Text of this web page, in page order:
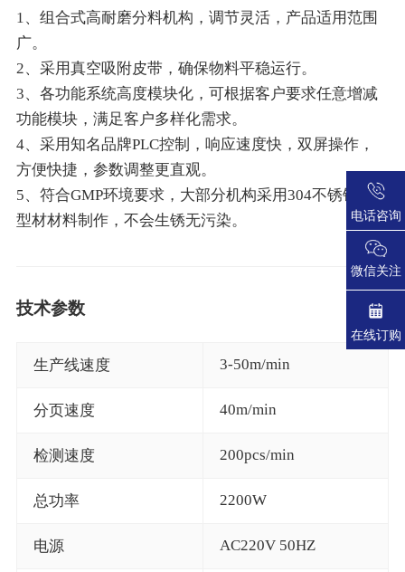
1、组合式高耐磨分料机构，调节灵活，产品适用范围
广。
2、采用真空吸附皮带，确保物料平稳运行。
3、各功能系统高度模块化，可根据客户要求任意增减
功能模块，满足客户多样化需求。
4、采用知名品牌PLC控制，响应速度快，双屏操作，
方便快捷，参数调整更直观。
5、符合GMP环境要求，大部分机构采用304不锈钢或铝
型材材料制作，不会生锈无污染。
技术参数
生产线速度 3-50m/min
分页速度 40m/min
检测速度 200pcs/min
总功率 2200W
电源 AC220V 50HZ
电话咨询
微信关注
在线订购